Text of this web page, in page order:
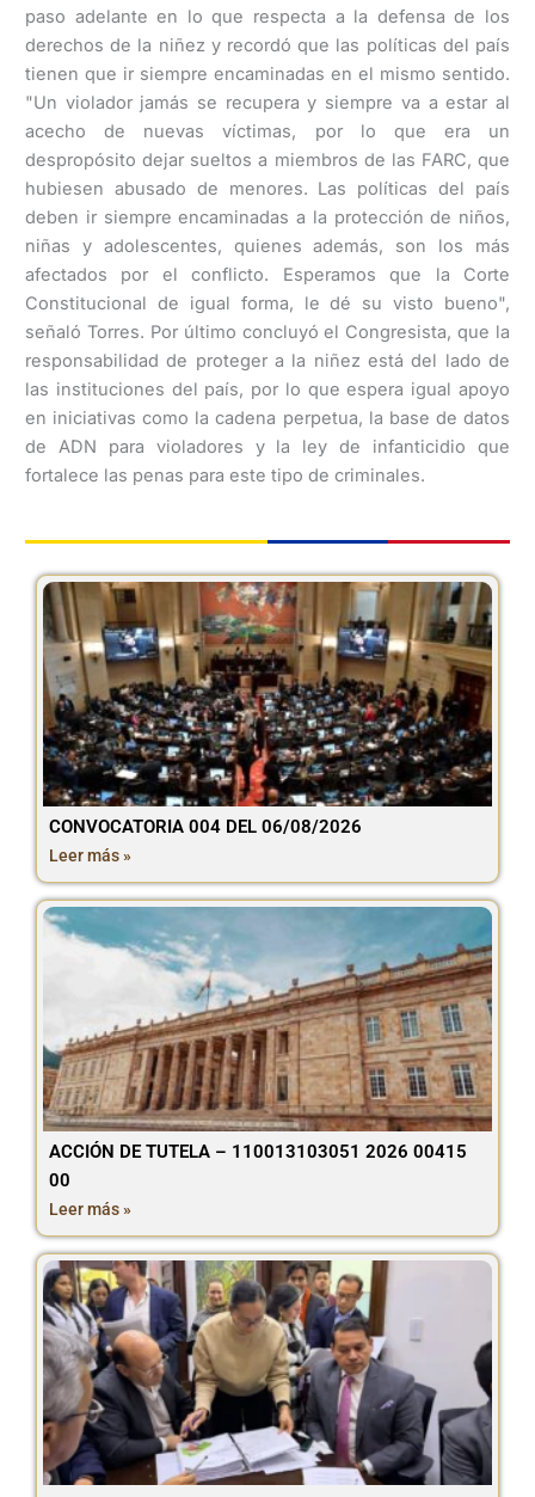
paso adelante en lo que respecta a la defensa de los
derechos de la niñez y recordó que las políticas del país
tienen que ir siempre encaminadas en el mismo sentido.
"Un violador jamás se recupera y siempre va a estar al
acecho de nuevas víctimas, por lo que era un
despropósito dejar sueltos a miembros de las FARC, que
hubiesen abusado de menores. Las políticas del país
deben ir siempre encaminadas a la protección de niños,
niñas y adolescentes, quienes además, son los más
afectados por el conflicto. Esperamos que la Corte
Constitucional de igual forma, le dé su visto bueno",
señaló Torres. Por último concluyó el Congresista, que la
responsabilidad de proteger a la niñez está del lado de
las instituciones del país, por lo que espera igual apoyo
en iniciativas como la cadena perpetua, la base de datos
de ADN para violadores y la ley de infanticidio que
fortalece las penas para este tipo de criminales.
CONVOCATORIA 004 DEL 06/08/2026
Leer más »
ACCIÓN DE TUTELA – 110013103051 2026 00415
00
Leer más »